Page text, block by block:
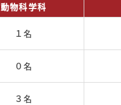
動物科学科
１名
０名
３名